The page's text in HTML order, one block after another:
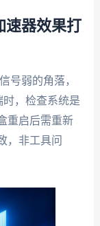
器效果打
号弱的角落，
，检查系统是
重启后需重新
，非工具问